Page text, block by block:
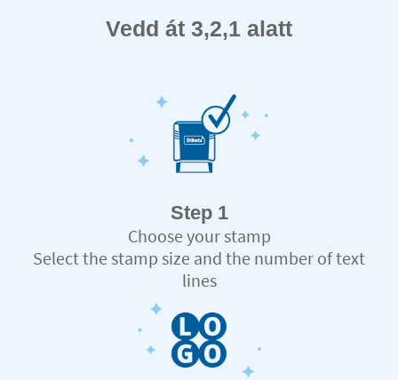
Vedd át 3,2,1 alatt
Step 1
Choose your stamp
Select the stamp size and the number of text
lines